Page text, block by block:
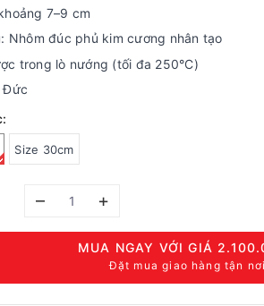
7–9 cm
Nhôm đúc phủ kim cương nhân tạo
trong lò nướng (tối đa 250°C)
Đức
Size 30cm
– +
MUA NGAY VỚI GIÁ
Đặt mua giao hàng tận nơi